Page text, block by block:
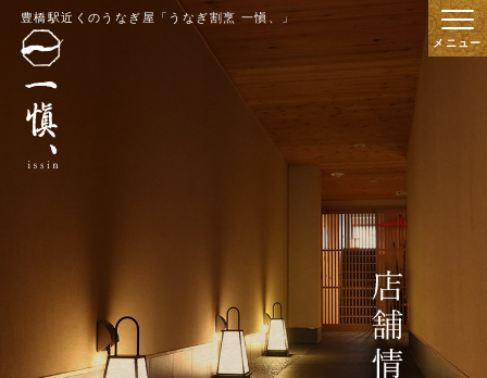
豊橋駅近くのうなぎ屋「うなぎ割烹 一愼、」